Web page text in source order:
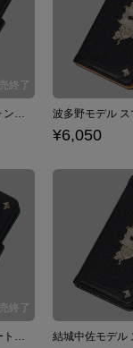
実井モデル スマートフォンケース iPhone6/6s/7/8対応 ジョーカー・ゲーム
¥6,050
佐久間中尉モデル スマートフォンケース iPhone6/6s/7/8対応 ジョーカー・ゲーム